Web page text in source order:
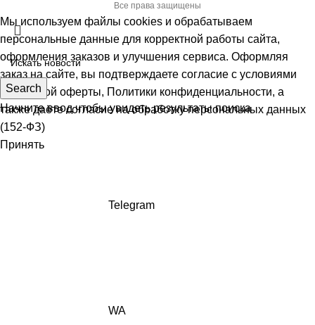
Все права защищены
Search
Начните ввод чтобы увидеть результаты поиска
Мы используем файлы cookies и обрабатываем
персональные данные для корректной работы сайта,
оформления заказов и улучшения сервиса. Оформляя
заказ на сайте, вы подтверждаете согласие с условиями
Публичной оферты, Политики конфиденциальности, а
также даётесогласие на обработку персональных данных
(152-ФЗ)
Принять
Telegram
WA